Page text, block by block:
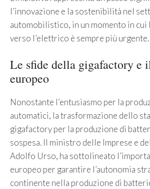
l’innovazione e la sostenibilità nel
automobilistico, in un momento in cui
verso l’elettrico è sempre più urgente.
Le sfide della gigafactory e
europeo
Nonostante l’entusiasmo per la
automatici, la trasformazione dello
gigafactory per la produzione di
sospesa. Il ministro delle Imprese e
Adolfo Urso, ha sottolineato
europeo per garantire l’autonomia
continente nella produzione di